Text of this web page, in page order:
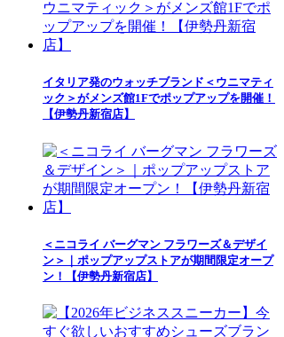
イタリア発のウォッチブランド＜ウニマティ
ック＞がメンズ館1Fでポップアップを開催！
【伊勢丹新宿店】
＜ニコライ バーグマン フラワーズ＆デザイ
ン＞｜ポップアップストアが期間限定オープ
ン！【伊勢丹新宿店】